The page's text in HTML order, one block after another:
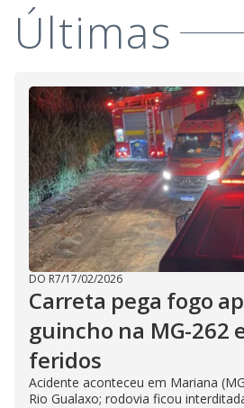
e
o
Últimas
DO R7/17/02/2026
Carreta pega fogo
guincho na MG-262
feridos
Acidente aconteceu em Mariana
Rio Gualaxo; rodovia ficou